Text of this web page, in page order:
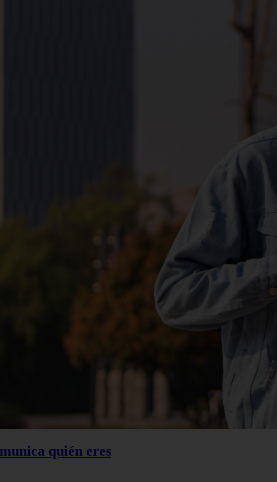
quién eres